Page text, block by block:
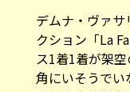
クション「La
ス1着1着が架
角にいそうで
ような人物像を